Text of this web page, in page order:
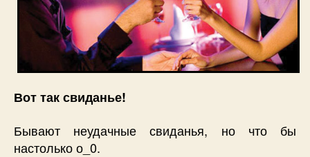
Вот так свиданье!
Бывают неудачные свиданья, но что бы
настолько о_0.